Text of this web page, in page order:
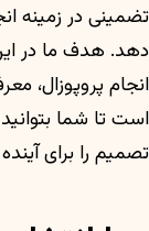
تضمینی در زمینه
دهد. هدف ما در
انجام پروپوزال،
است تا شما
تصمیم را برای